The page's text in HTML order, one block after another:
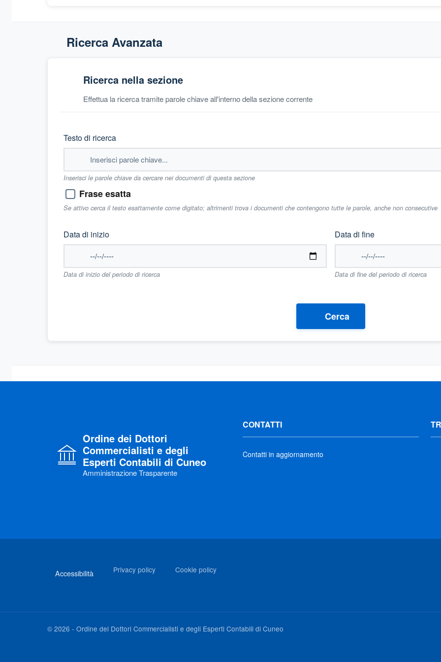
Ricerca Avanzata
Ricerca nella sezione
Effettua la ricerca tramite parole chiave all'interno della sezione corrente
Testo di ricerca
Inserisci le parole chiave da cercare nei documenti di questa sezione
Frase esatta
Se attivo cerca il testo esattamente come digitato; altrimenti trova i documenti che contengono tutte le parole, anche non consecutive
Data di inizio
Data di inizio del periodo di ricerca
Data di fine
Data di fine del periodo di ricerca
Cerca
Ordine dei Dottori
Commercialisti e degli
Esperti Contabili di Cuneo
Amministrazione Trasparente
CONTATTI
Contatti in aggiornamento
Accessibilità Privacy policy Cookie policy
© 2026 - Ordine dei Dottori Commercialisti e degli Esperti Contabili di Cuneo